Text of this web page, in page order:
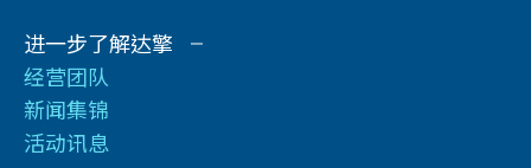
进一步了解达擎
经营团队
新闻集锦
活动讯息